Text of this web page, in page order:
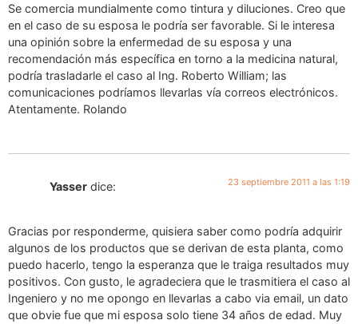
Se comercia mundialmente como tintura y diluciones. Creo que
en el caso de su esposa le podría ser favorable. Si le interesa
una opinión sobre la enfermedad de su esposa y una
recomendación más específica en torno a la medicina natural,
podría trasladarle el caso al Ing. Roberto William; las
comunicaciones podríamos llevarlas vía correos electrónicos.
Atentamente. Rolando
Yasser dice: 23 septiembre 2011 a las 1:19
Gracias por responderme, quisiera saber como podría adquirir
algunos de los productos que se derivan de esta planta, como
puedo hacerlo, tengo la esperanza que le traiga resultados muy
positivos. Con gusto, le agradeciera que le trasmitiera el caso al
Ingeniero y no me opongo en llevarlas a cabo via email, un dato
que obvie fue que mi esposa solo tiene 34 años de edad. Muy